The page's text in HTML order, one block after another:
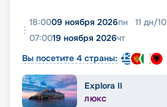
18:0009 ноября 2026пн 11 дн/10
07:0019 ноября 2026чт
Вы посетите 4 страны:
Explora II
ЛЮКС